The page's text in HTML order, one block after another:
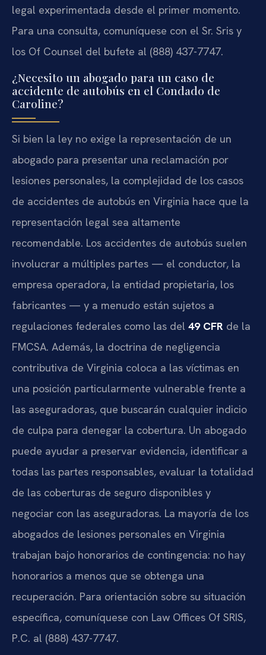
legal experimentada desde el primer momento.
Para una consulta, comuníquese con el Sr. Sris y
los Of Counsel del bufete al (888) 437-7747.
¿Necesito un abogado para un caso de
accidente de autobús en el Condado de
Caroline?
Si bien la ley no exige la representación de un
abogado para presentar una reclamación por
lesiones personales, la complejidad de los casos
de accidentes de autobús en Virginia hace que la
representación legal sea altamente
recomendable. Los accidentes de autobús suelen
involucrar a múltiples partes — el conductor, la
empresa operadora, la entidad propietaria, los
fabricantes — y a menudo están sujetos a
regulaciones federales como las del 49 CFR de la
FMCSA. Además, la doctrina de negligencia
contributiva de Virginia coloca a las víctimas en
una posición particularmente vulnerable frente a
las aseguradoras, que buscarán cualquier indicio
de culpa para denegar la cobertura. Un abogado
puede ayudar a preservar evidencia, identificar a
todas las partes responsables, evaluar la totalidad
de las coberturas de seguro disponibles y
negociar con las aseguradoras. La mayoría de los
abogados de lesiones personales en Virginia
trabajan bajo honorarios de contingencia: no hay
honorarios a menos que se obtenga una
recuperación. Para orientación sobre su situación
específica, comuníquese con Law Offices Of SRIS,
P.C. al (888) 437-7747.